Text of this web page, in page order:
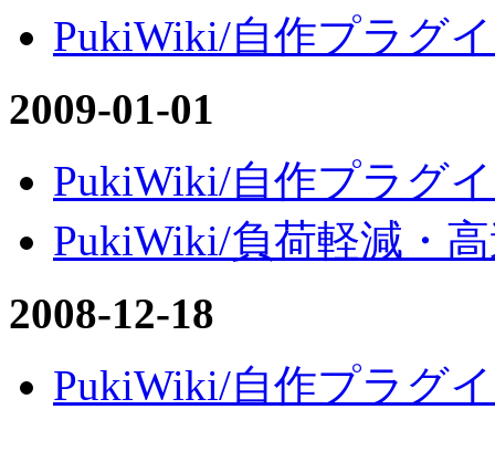
PukiWiki/自作プラグ
2009-01-01
PukiWiki/自作プラグ
PukiWiki/負荷軽減・高
2008-12-18
PukiWiki/自作プラグ